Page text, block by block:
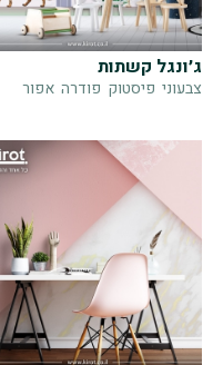
ג׳ונגל קשתות
צבעוני פיסטוק פודרה אפור